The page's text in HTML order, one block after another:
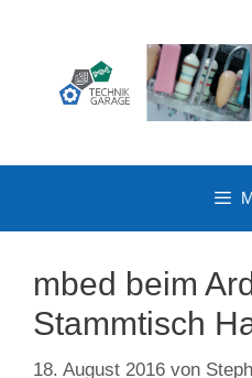
mbed beim
Stammtisch
18. August 2016 von